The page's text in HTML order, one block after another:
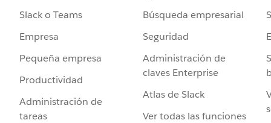
Slack o Teams
Empresa
Pequeña empresa
Productividad
Administración de
tareas
Búsqueda empresarial
Seguridad
Administración de
claves Enterprise
Atlas de Slack
Ver todas las funciones